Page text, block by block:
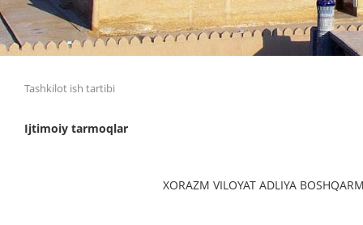
Tashkilot ish tartibi
Ijtimoiy tarmoqlar
XORAZM VILOYAT ADLIYA